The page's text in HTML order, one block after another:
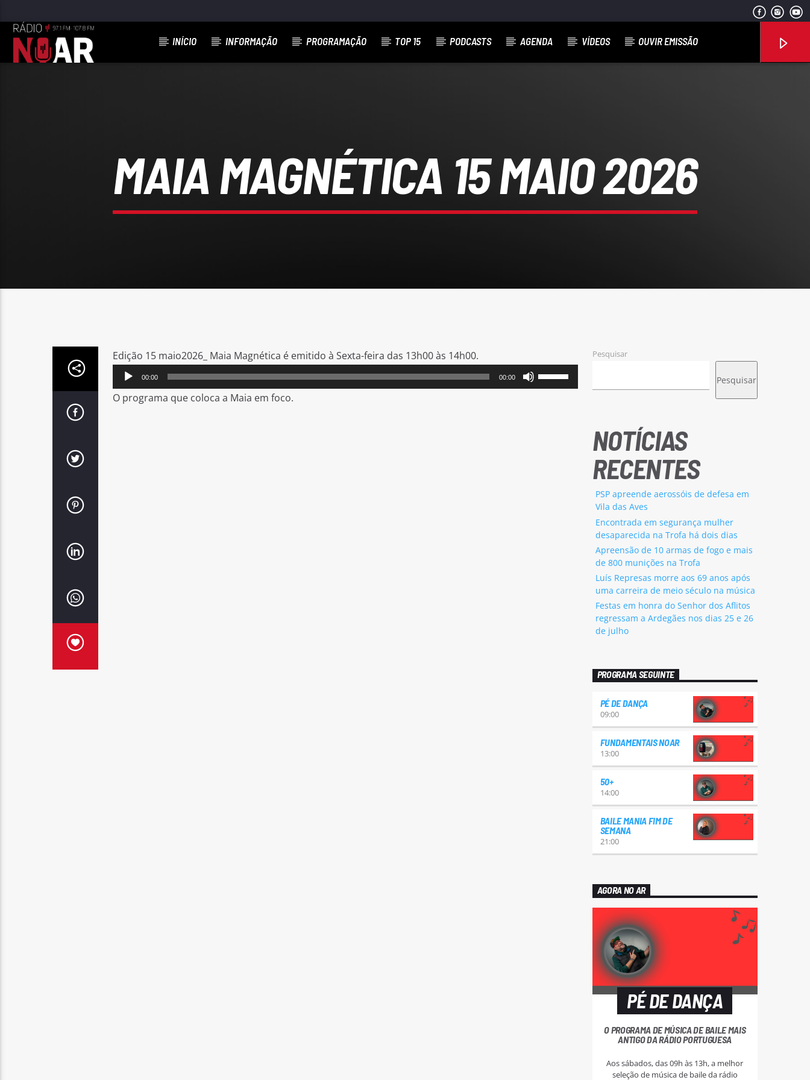
INÍCIO INFORMAÇÃO PROGRAMAÇÃO TOP 15 PODCASTS AGENDA VÍDEOS OUVIR EMISSÃO
MAIA MAGNÉTICA 15 MAIO 2026
Edição 15 maio2026_ Maia Magnética é emitido à Sexta-feira das 13h00 às 14h00.
Reprodutor
de
00:00 00:00
Use
as
O programa que coloca a Maia em foco.
Pesquisar
Pesquisar
NOTÍCIAS
RECENTES
PSP apreende aerossóis de defesa em
Vila das Aves
Encontrada em segurança mulher
desaparecida na Trofa há dois dias
Apreensão de 10 armas de fogo e mais
de 800 munições na Trofa
Luís Represas morre aos 69 anos após
uma carreira de meio século na música
Festas em honra do Senhor dos Aflitos
regressam a Ardegães nos dias 25 e 26
de julho
PROGRAMA SEGUINTE
PÉ DE DANÇA
09:00
FUNDAMENTAIS NOAR
13:00
50+
14:00
BAILE MANIA FIM DE
SEMANA
21:00
AGORA NO AR
PÉ DE DANÇA
O PROGRAMA DE MÚSICA DE BAILE MAIS
ANTIGO DA RÁDIO PORTUGUESA
Aos sábados, das 09h às 13h, a melhor
seleção de música de baile da rádio